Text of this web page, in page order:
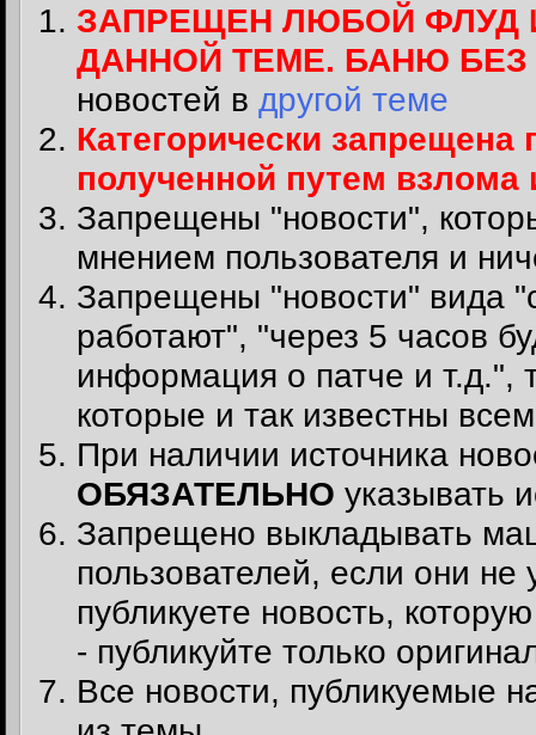
ЗАПРЕЩЕН ЛЮБОЙ ФЛУД
ДАННОЙ ТЕМЕ. БАНЮ
новостей в другой теме
Категорически
полученной путем
Запрещены "новости",
мнением пользователя и
Запрещены "новости" вида
работают", "через 5 часов
информация о патче и т.д.",
которые и так известны всем
При наличии источника
ОБЯЗАТЕЛЬНО указывать
Запрещено выкладывать
пользователей, если они
публикуете новость,
- публикуйте только
Все новости, публикуемые